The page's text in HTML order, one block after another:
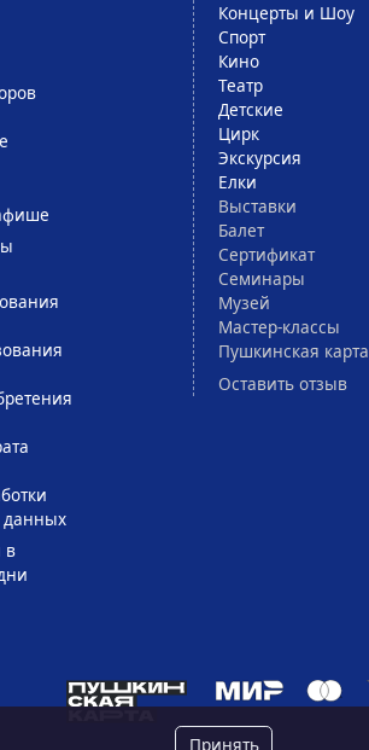
данных
в
Концерты и Шоу
Спорт
Кино
Театр
Детские
Цирк
Экскурсия
Елки
Выставки
Балет
Сертификат
Семинары
Музей
Мастер-классы
Пушкинская карта
Оставить отзыв
Принять